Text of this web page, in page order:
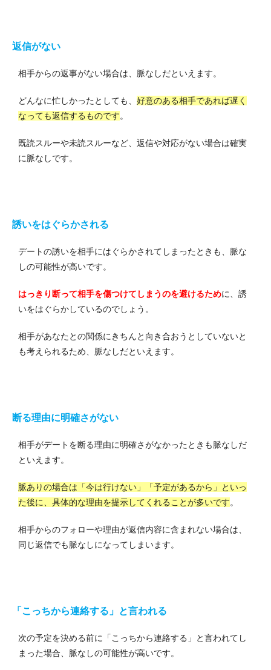
返信がない
相手からの返事がない場合は、脈なしだといえます。
どんなに忙しかったとしても、 好意のある相手であれば遅く
なっても返信するものです。
既読スルーや未読スルーなど、返信や対応がない場合は確実
に脈なしです。
誘いをはぐらかされる
デートの誘いを相手にはぐらかされてしまったときも、脈な
しの可能性が高いです。
はっきり断って相手を傷つけてしまうのを避けるために、誘
いをはぐらかしているのでしょう。
相手があなたとの関係にきちんと向き合おうとしていないと
も考えられるため、脈なしだといえます。
断る理由に明確さがない
相手がデートを断る理由に明確さがなかったときも脈なしだ
といえます。
脈ありの場合は「今は行けない」「予定があるから」といっ
た後に、具体的な理由を提示してくれることが多いです。
相手からのフォローや理由が返信内容に含まれない場合は、
同じ返信でも脈なしになってしまいます。
「こっちから連絡する」と言われる
次の予定を決める前に「こっちから連絡する」と言われてし
まった場合、脈なしの可能性が高いです。